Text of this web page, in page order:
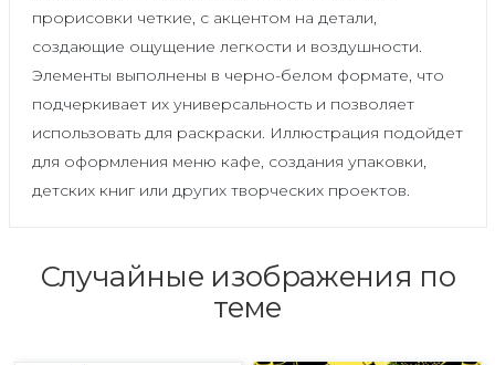
прорисовки четкие, с акцентом на детали,
создающие ощущение легкости и воздушности.
Элементы выполнены в черно-белом формате, что
подчеркивает их универсальность и позволяет
использовать для раскраски. Иллюстрация подойдет
для оформления меню кафе, создания упаковки,
детских книг или других творческих проектов.
Случайные изображения по
теме